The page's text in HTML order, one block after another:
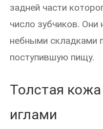
задней части
число зубчиков. Они
небными складками
поступившую пищу.
Толстая
иглами